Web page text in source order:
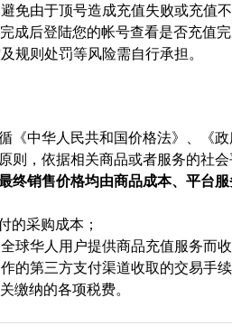
免由于顶号造成充值失败或充值不
成后登陆您的帐号查看是否充值
规则处罚等风险需自行承担。
《中华人民共和国价格法》、《
则，依据相关商品或者服务的社
终销售价格均由商品成本、平台
的采购成本；
球华人用户提供商品充值服务而收
的第三方支付渠道收取的交易手续
缴纳的各项税费。